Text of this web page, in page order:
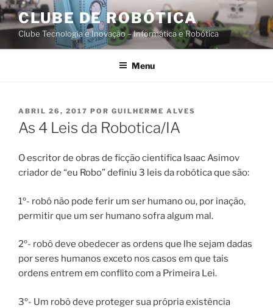
Saltar
para
conteúdo
CLUBE DE ROBÓTICA
Clube Tecnologia e Inovação – Informática e Robótica
Menu
PUBLICADO
EM
ABRIL 26, 2017 POR GUILHERME ALVES
As 4 Leis da Robotica/IA
O escritor de obras de ficção cientifica Isaac Asimov
criador de “eu Robo” definiu 3 leis da robótica que são:
1º- robô não pode ferir um ser humano ou, por inação,
permitir que um ser humano sofra algum mal.
2º- robô deve obedecer as ordens que lhe sejam dadas
por seres humanos exceto nos casos em que tais
ordens entrem em conflito com a Primeira Lei.
3º- Um robô deve proteger sua própria existência